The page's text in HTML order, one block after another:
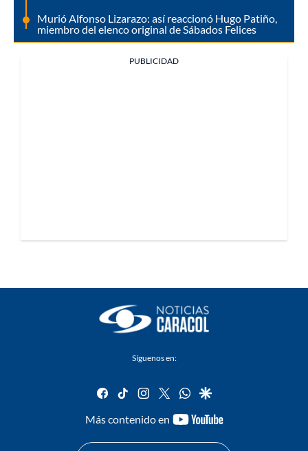
Murió Alfonso Lizarazo: así reaccionó Hugo Patiño,
miembro del elenco original de Sábados Felices
PUBLICIDAD
Síguenos en:
facebook
tiktok instagram
twitterwhatsapp
google
Más contenido en
youtube-